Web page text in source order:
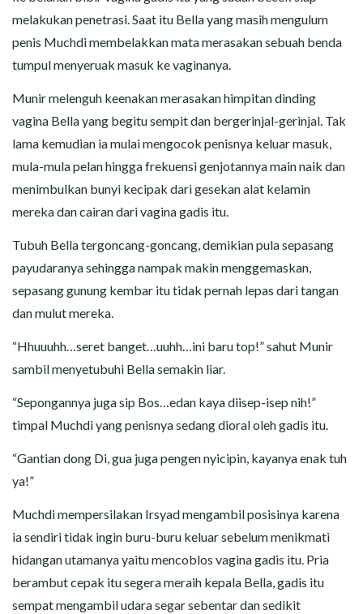
melakukan penetrasi. Saat itu Bella yang masih mengulum
penis Muchdi membelakkan mata merasakan sebuah benda
tumpul menyeruak masuk ke vaginanya.
Munir melenguh keenakan merasakan himpitan dinding
vagina Bella yang begitu sempit dan bergerinjal-gerinjal. Tak
lama kemudian ia mulai mengocok penisnya keluar masuk,
mula-mula pelan hingga frekuensi genjotannya main naik dan
menimbulkan bunyi kecipak dari gesekan alat kelamin
mereka dan cairan dari vagina gadis itu.
Tubuh Bella tergoncang-goncang, demikian pula sepasang
payudaranya sehingga nampak makin menggemaskan,
sepasang gunung kembar itu tidak pernah lepas dari tangan
dan mulut mereka.
“Hhuuuhh…seret banget…uuhh…ini baru top!” sahut Munir
sambil menyetubuhi Bella semakin liar.
“Sepongannya juga sip Bos…edan kaya diisep-isep nih!”
timpal Muchdi yang penisnya sedang dioral oleh gadis itu.
“Gantian dong Di, gua juga pengen nyicipin, kayanya enak tuh
ya!”
Muchdi mempersilakan Irsyad mengambil posisinya karena
ia sendiri tidak ingin buru-buru keluar sebelum menikmati
hidangan utamanya yaitu mencoblos vagina gadis itu. Pria
berambut cepak itu segera meraih kepala Bella, gadis itu
sempat mengambil udara segar sebentar dan sedikit